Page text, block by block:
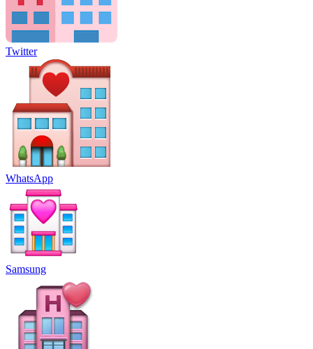
Twitter
WhatsApp
Samsung